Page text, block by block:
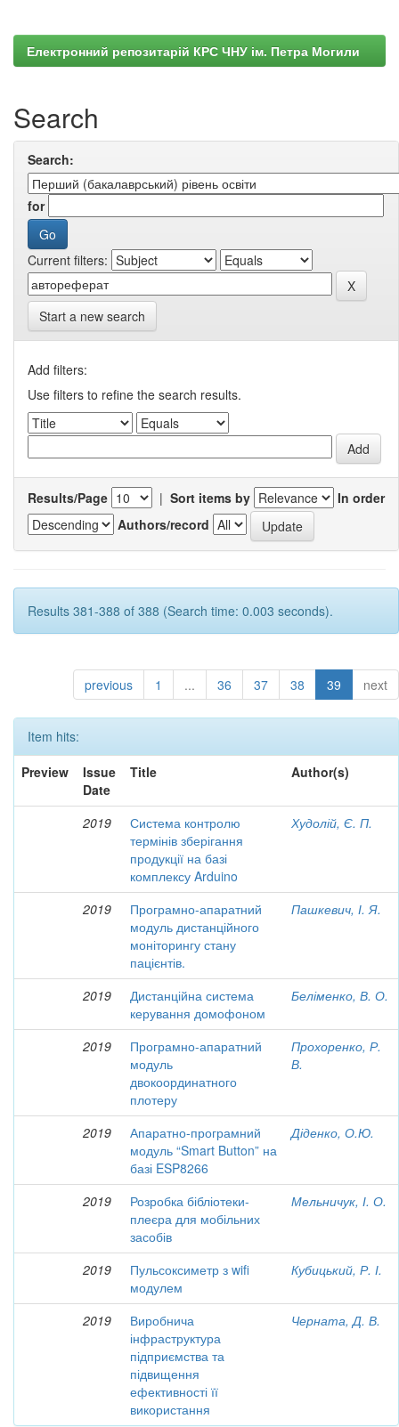
Електронний репозитарій КРС ЧНУ ім. Петра Могили
Search
Search:
for
Current filters:
Start a new search
Add filters:
Use filters to refine the search results.
Results/Page | Sort items by
In order
Authors/record
Results 381-388 of 388 (Search time: 0.003 seconds).
previous 1 ... 36 37 38 39 next
Item hits:
Preview
Issue
Date
Title Author(s)
2019
Система контролю
термінів зберігання
продукції на базі
комплексу Arduino
Худолій, Є. П.
2019
Програмно-апаратний
модуль дистанційного
моніторингу стану
пацієнтів.
Пашкевич, І. Я.
2019
Дистанційна система
керування домофоном
Беліменко, В. О.
2019
Програмно-апаратний
модуль
двокоординатного
плотеру
Прохоренко, Р.
В.
2019
Апаратно-програмний
модуль “Smart Button” на
базі ESP8266
Діденко, О.Ю.
2019
Розробка бібліотеки-
плеєра для мобільних
засобів
Мельничук, І. О.
2019
Пульсоксиметр з wifi
модулем
Кубицький, Р. І.
2019
Виробнича
інфраструктура
підприємства та
підвищення
ефективності її
використання
Черната, Д. В.